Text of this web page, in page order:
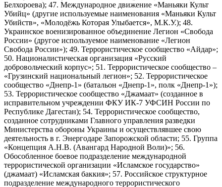
Белхороева); 47. Международное движение «Маньяки Культ
Убийц» (другие используемые наименования «Маньяки Культ
Убийств», «Молодёжь Которая Улыбается», М.К.У.); 48.
Украинское военизированное объединение Легион «Свобода
России» (другое используемое наименование «Легион
Свобода России»); 49. Террористическое сообщество «Айдар»;
50. Националистическая организация «Русский
добровольческий корпус»; 51. Террористическое сообщество –
«Грузинский национальный легион»; 52. Террористическое
сообщество «Днепр-1» (батальон «Днепр-1», полк «Днепр-1»);
53. Террористическое сообщество «Джамаат» (созданное в
исправительном учреждении ФКУ ИК-7 УФСИН России по
Республике Дагестан); 54. Террористическое сообщество,
созданное сотрудниками Главного управления разведки
Министерства обороны Украины и осуществлявшее свою
деятельность в г. Энергодаре Запорожской области; 55. Группа
«Концепция А.Н.В. (Авангард Народной Воли)»; 56.
Обособленное боевое подразделение международной
террористической организации «Исламское государство»
(джамаат) «Исламская баккия»; 57. Российское структурное
подразделение международного террористического